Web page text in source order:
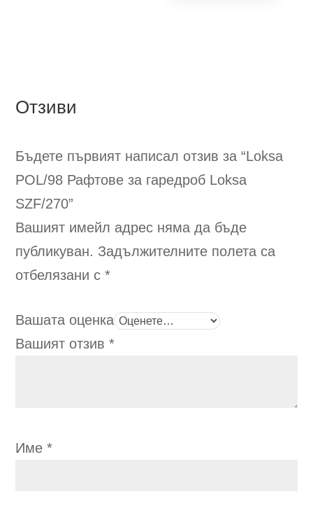
page
Отзиви
Бъдете първият написал отзив за “Loksa
POL/98 Рафтове за гаредроб Loksa
SZF/270”
Вашият имейл адрес няма да бъде
публикуван. Задължителните полета са
отбелязани с*
Вашата оценка
Вашият отзив*
Име*